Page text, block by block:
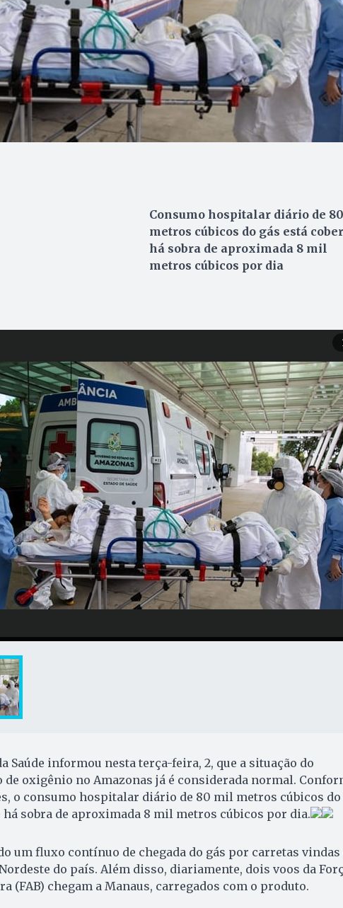
Consumo hospitalar diário de
metros cúbicos do gás está
há sobra de aproximada 8 mil
metros cúbicos por dia
Saúde informou nesta terça-feira, 2, que a situação do
de oxigênio no Amazonas já é considerada normal.
o consumo hospitalar diário de 80 mil metros cúbicos do
há sobra de aproximada 8 mil metros cúbicos por dia.
um fluxo contínuo de chegada do gás por carretas vindas
Nordeste do país. Além disso, diariamente, dois voos da
(FAB) chegam a Manaus, carregados com o produto.